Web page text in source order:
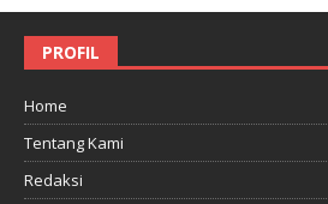
PROFIL
Home
Tentang Kami
Redaksi